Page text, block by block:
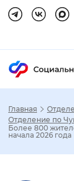
Главная
Отделение по
Более 800
начала 2026 года